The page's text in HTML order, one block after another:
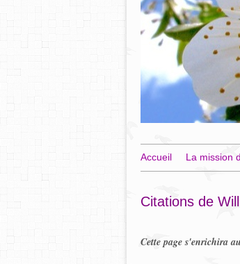
Accueil La mission
Citations de
Cette page s'enrichira